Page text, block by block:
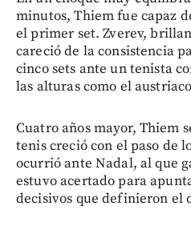
minutos, Thiem fue capaz
el primer set. Zverev,
careció de la consistencia
cinco sets ante un tenista
las alturas como el
Cuatro años mayor, Thiem
tenis creció con el paso de
ocurrió ante Nadal, al que
estuvo acertado para
decisivos que definieron el